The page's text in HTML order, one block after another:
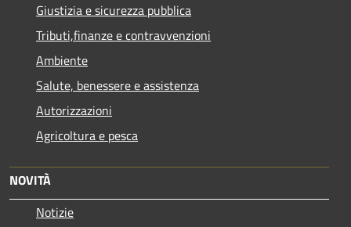
Giustizia e sicurezza pubblica
Tributi,finanze e contravvenzioni
Ambiente
Salute, benessere e assistenza
Autorizzazioni
Agricoltura e pesca
NOVITÀ
Notizie